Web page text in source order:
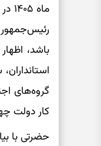
باشد،
گروه‌های
کار دولت
حضرتی با